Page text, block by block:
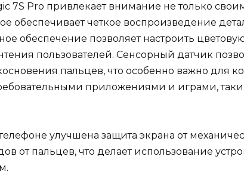
7S Pro привлекает внимание не только
обеспечивает четкое воспроизведение
обеспечение позволяет настроить
пользователей. Сенсорный датчик
пальцев, что особенно важно для
приложениями и играми,
улучшена защита экрана от
от пальцев, что делает использование